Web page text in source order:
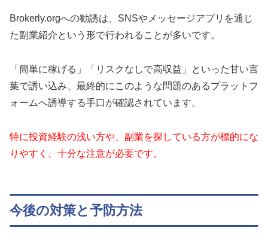
Brokerly.orgへの勧誘は、SNSやメッセージアプリを通じ
た副業紹介という形で行われることが多いです。
「簡単に稼げる」「リスクなしで高収益」といった甘い言
葉で誘い込み、最終的にこのような問題のあるプラットフ
ォームへ誘導する手口が確認されています。
特に投資経験の浅い方や、副業を探している方が標的にな
りやすく、十分な注意が必要です。
今後の対策と予防方法